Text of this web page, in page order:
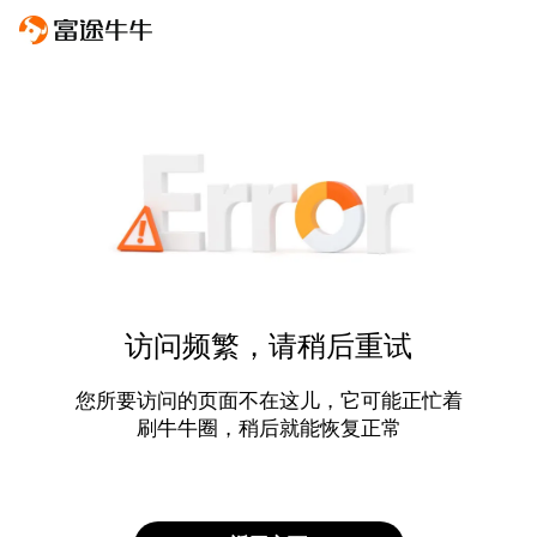
访问频繁，请稍后重试
您所要访问的页面不在这儿，它可能正忙着
刷牛牛圈，稍后就能恢复正常